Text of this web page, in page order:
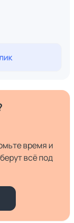
время и
всё под